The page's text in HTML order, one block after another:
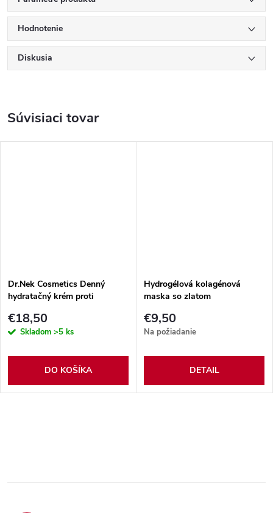
Hodnotenie
Diskusia
Súvisiaci tovar
Dr.Nek Cosmetics Denný
hydratačný krém proti
€18,50
Skladom >5 ks
DO KOŠÍKA
Hydrogélová kolagénová
maska so zlatom
€9,50
Na požiadanie
DETAIL